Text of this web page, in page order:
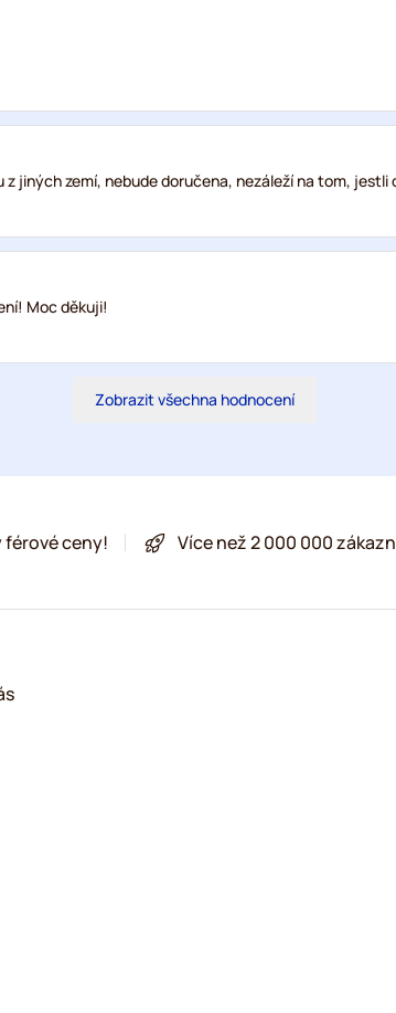
jiných zemí, nebude doručena, nezáleží na tom,
Moc děkuji!
Zobrazit všechna hodnocení
férové ceny! Více než 2 000 000